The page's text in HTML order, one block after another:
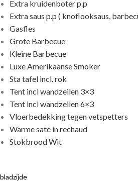
Extra kruidenboter p.p
Extra saus p.p ( knoflooksaus,
Gasfles
Grote Barbecue
Kleine Barbecue
Luxe Amerikaanse Smoker
Sta tafel incl. rok
Tent incl wandzeilen 3×3
Tent incl wandzeilen 6×3
Vloerbedekking tegen vetspetters
Warme saté in rechaud
Stokbrood Wit
bladzijde